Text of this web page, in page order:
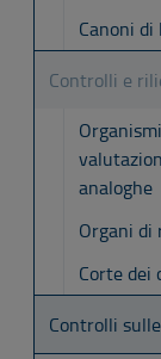
Canoni
Controlli e
analoghe
Organi di
Corte dei
Controlli